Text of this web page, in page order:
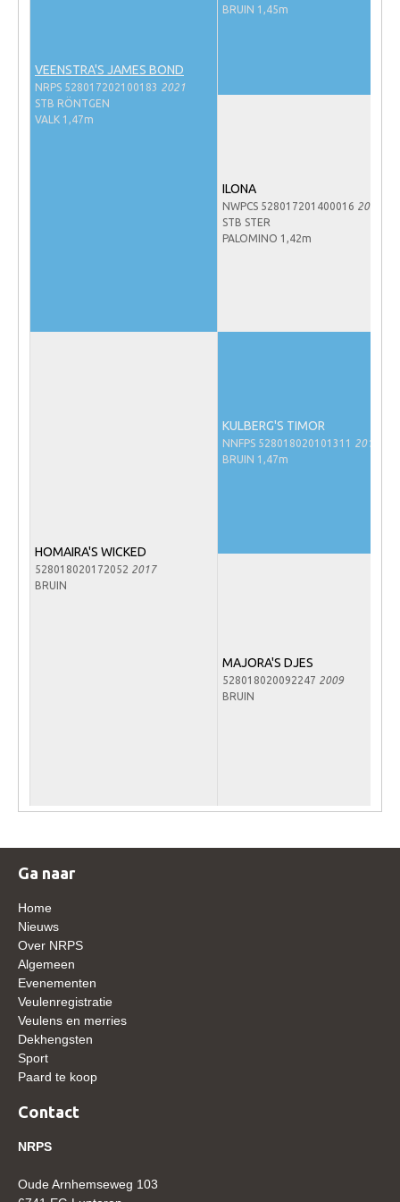
Regionale Keuringen
Nationale Keuring
Wereldkampioenschap Jonge Paarden
Fokkerij informatie
Dekhengsten
Zoek een hengst
Hengstenselectie
AANMELDEN HENGSTENKEURING ONDER HET
ZADEL 2026
Verrichtingsonderzoek 2025-2026
VEENSTRA'S JAMES BOND
NRPS 528017202100183 2021
STB RÖNTGEN
VALK 1,47m
BRUIN 1,45m
ILONA
NWPCS 528017201400016 2014
STB STER
PALOMINO 1,42m
HOMAIRA'S WICKED
528018020172052 2017
BRUIN
KULBERG'S TIMOR
NNFPS 528018020101311 2010
BRUIN 1,47m
MAJORA'S DJES
528018020092247 2009
BRUIN
Ga naar
Home
Nieuws
Over NRPS
Algemeen
Evenementen
Veulenregistratie
Veulens en merries
Dekhengsten
Sport
Paard te koop
Contact
NRPS
Oude Arnhemseweg 103